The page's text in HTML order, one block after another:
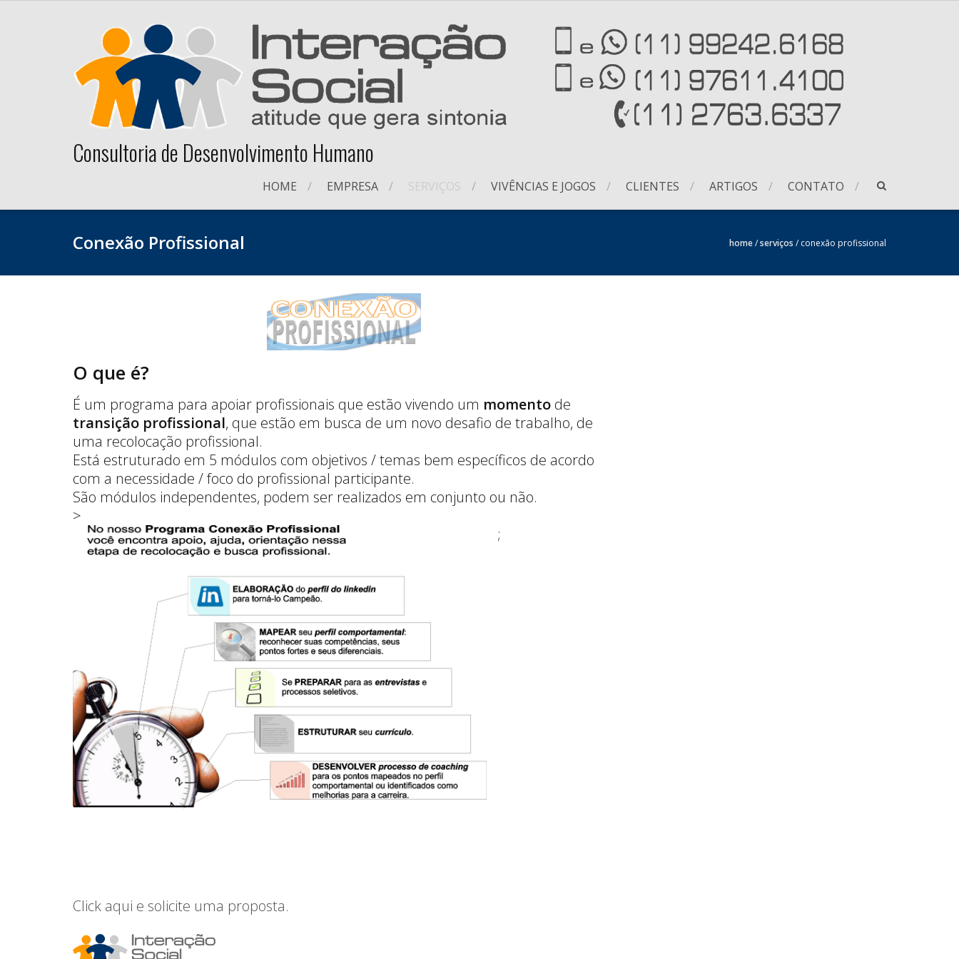
Consultoria de Desenvolvimento Humano
HOME EMPRESA SERVIÇOS VIVÊNCIAS E JOGOS CLIENTES ARTIGOS CONTATO
Conexão Profissional home/serviços /conexão profissional
O que é?
É um programa para apoiar profissionais que estão vivendo um momento de
transição profissional, que estão em busca de um novo desafio de trabalho, de
uma recolocação profissional.
Está estruturado em 5 módulos com objetivos / temas bem específicos de acordo
com a necessidade / foco do profissional participante.
São módulos independentes, podem ser realizados em conjunto ou não.
>
;
Click aqui e solicite uma proposta.